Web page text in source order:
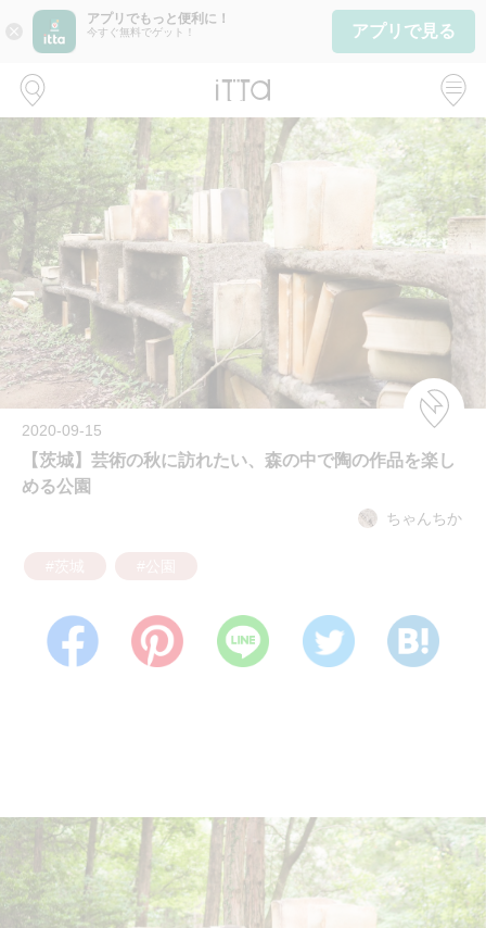
close
アプリでもっと便利に！
今すぐ無料でゲット！ アプリで見る
2020-09-15
【茨城】芸術の秋に訪れたい、森の中で陶の作品を楽し
める公園
ちゃんちか